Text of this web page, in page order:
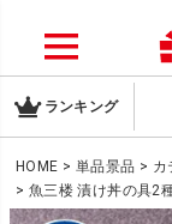
ランキング
HOME 単品景品 カ
魚三楼 漬け丼の具2